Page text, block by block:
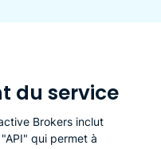
du service
Brokers inclut
qui permet à